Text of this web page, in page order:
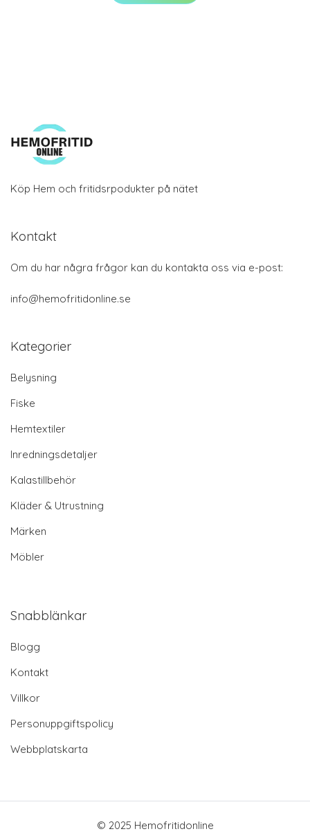
Köp Hem och fritidsrpodukter på nätet
Kontakt
Om du har några frågor kan du kontakta oss via e-post:
info@hemofritidonline.se
Kategorier
Belysning
Fiske
Hemtextiler
Inredningsdetaljer
Kalastillbehör
Kläder & Utrustning
Märken
Möbler
Snabblänkar
Blogg
Kontakt
Villkor
Personuppgiftspolicy
Webbplatskarta
© 2025 Hemofritidonline